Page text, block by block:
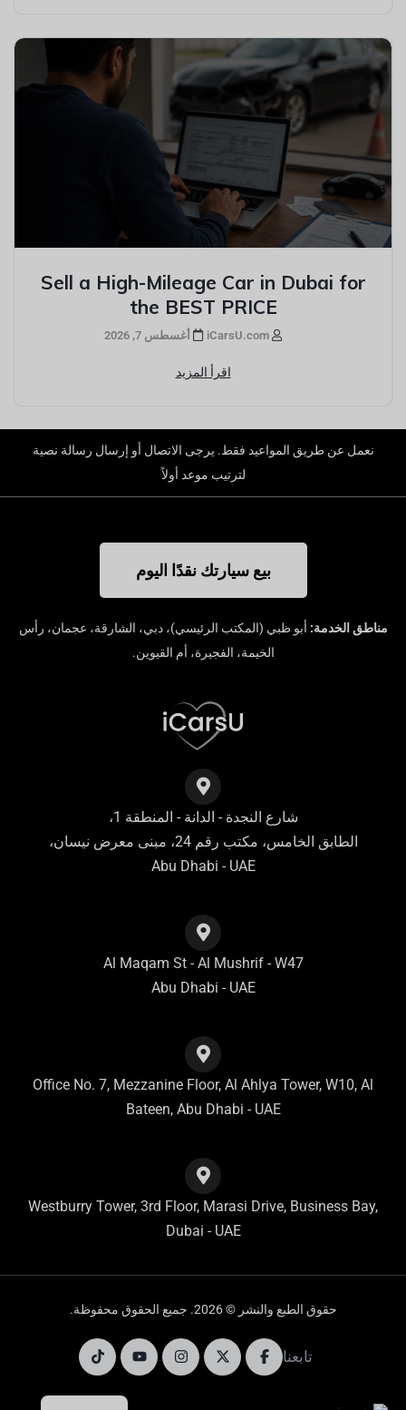
Sell a High-Mileage Car in Dubai for
the BEST PRICE
أغسطس 7, 2026
اقرأ المزيد
نعمل عن طريق المواعيد فقط. يرجى الاتصال أو إرسال رسالة نصية
لترتيب موعد أولاً
بيع سيارتك نقدًا اليوم
مناطق الخدمة: أبو ظبي (المكتب الرئيسي)، دبي، الشارقة، عجمان، رأس
الخيمة، الفجيرة، أم القيوين.
شارع النجدة - الدانة - المنطقة 1،
الطابق الخامس، مكتب رقم 24، مبنى معرض نيسان،
Abu Dhabi - UAE
Al Maqam St - Al Mushrif - W47
Abu Dhabi - UAE
Office No. 7, Mezzanine Floor, Al Ahlya Tower, W10, Al
Bateen, Abu Dhabi - UAE
Westburry Tower, 3rd Floor, Marasi Drive, Business Bay,
Dubai - UAE
حقوق الطبع والنشر © 2026. جميع الحقوق محفوظة.
تابعنا